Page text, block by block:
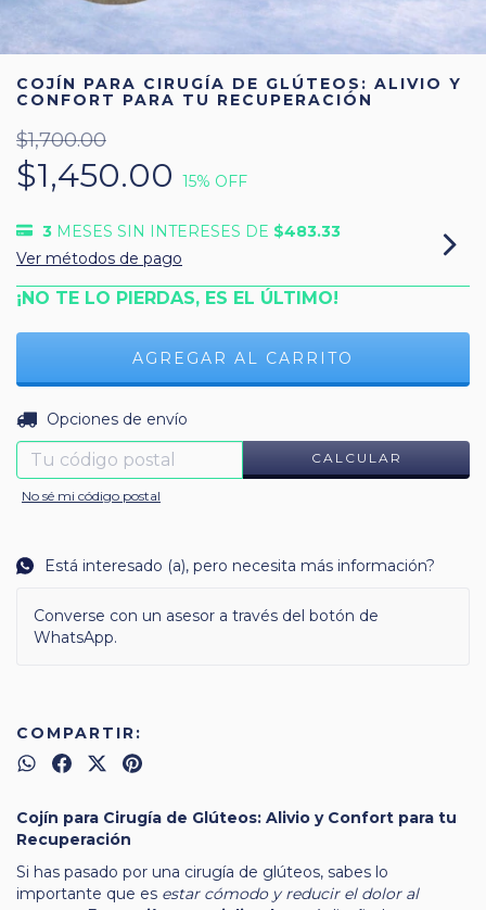
COJÍN PARA CIRUGÍA DE GLÚTEOS: ALIVIO Y
CONFORT PARA TU RECUPERACIÓN
$1,700.00
$1,450.00 15% OFF
3 MESES SIN INTERESES DE $483.33
Ver métodos de pago
¡NO TE LO PIERDAS, ES EL ÚLTIMO!
Entregas para el CP:
Opciones de envío
CALCULAR
No sé mi código postal
Está interesado (a), pero necesita más información?
Converse con un asesor a través del botón de
WhatsApp.
COMPARTIR:
Cojín para Cirugía de Glúteos: Alivio y Confort para tu
Recuperación
Si has pasado por una cirugía de glúteos, sabes lo
importante que es estar cómodo y reducir el dolor al